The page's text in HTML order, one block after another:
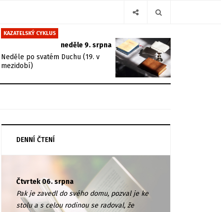
KAZATELSKÝ CYKLUS
neděle 9. srpna
Neděle po svatém Duchu (19. v
mezidobí)
DENNÍ ČTENÍ
Čtvrtek 06. srpna
Pak je zavedl do svého domu, pozval je ke
stolu a s celou rodinou se radoval, že